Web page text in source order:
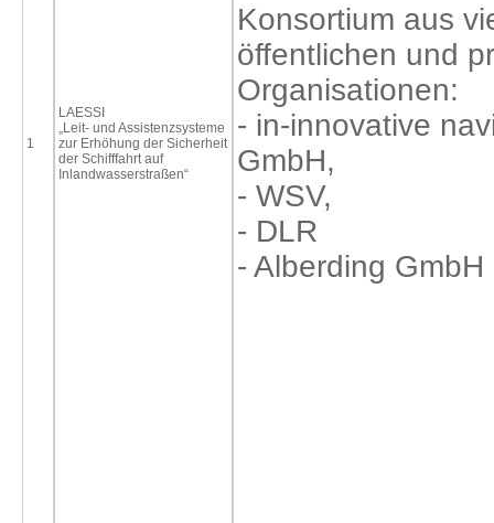
1
LAESSI
„Leit- und Assistenzsysteme
zur Erhöhung der Sicherheit
der Schifffahrt auf
Inlandwasserstraßen“
Konsortium aus
öffentlichen und
Organisationen:
- in-innovative
GmbH,
- WSV,
- DLR
- Alberding GmbH